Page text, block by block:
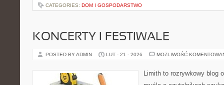
CATEGORIES: DOM I GOSPODARSTWO
KONCERTY I FESTIWALE
POSTED BY ADMIN LUT - 21 - 2026 MOŻLIWOŚĆ
Limith to rozrywkowy blog